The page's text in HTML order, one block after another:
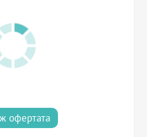
офертата